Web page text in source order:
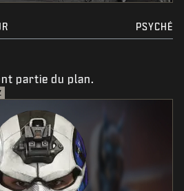
PSYCHÉ
partie du plan.